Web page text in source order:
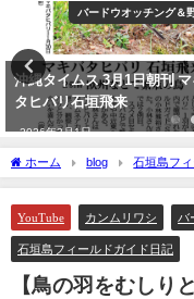
バードウオッチング＆
沖縄タイムス 3月1日朝刊
タヒバリ石垣飛来
2026年3月1日
ホーム blog 石垣島フ
りとる】カンムリワシ Crested
YouTube カンムリワシ バ
石垣島フィールドガイド日記
【鳥の羽をむしり